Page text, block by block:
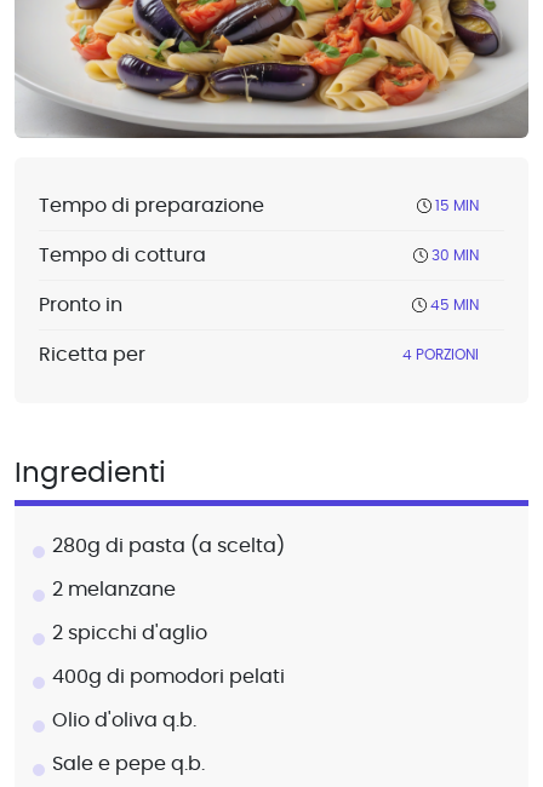
Tempo di preparazione 15 MIN
Tempo di cottura 30 MIN
Pronto in 45 MIN
Ricetta per 4 PORZIONI
Ingredienti
280g di pasta (a scelta)
2 melanzane
2 spicchi d'aglio
400g di pomodori pelati
Olio d'oliva q.b.
Sale e pepe q.b.